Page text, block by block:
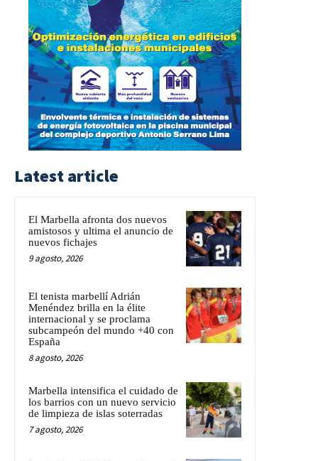
Latest article
El Marbella afronta dos nuevos
amistosos y ultima el anuncio de
nuevos fichajes
9 agosto, 2026
El tenista marbellí Adrián
Menéndez brilla en la élite
internacional y se proclama
subcampeón del mundo +40 con
España
8 agosto, 2026
Marbella intensifica el cuidado de
los barrios con un nuevo servicio
de limpieza de islas soterradas
7 agosto, 2026